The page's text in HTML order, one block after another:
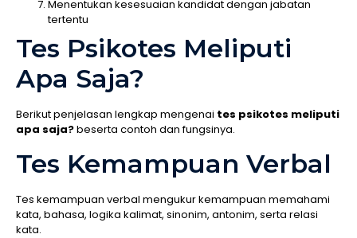
Menentukan kesesuaian kandidat dengan jabatan
tertentu
Tes Psikotes Meliputi
Apa Saja?
Berikut penjelasan lengkap mengenai tes psikotes meliputi
apa saja?beserta contoh dan fungsinya.
Tes Kemampuan Verbal
Tes kemampuan verbal mengukur kemampuan memahami
kata, bahasa, logika kalimat, sinonim, antonim, serta relasi
kata.